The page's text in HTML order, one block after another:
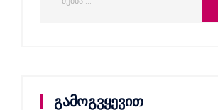
გამოგვყევით